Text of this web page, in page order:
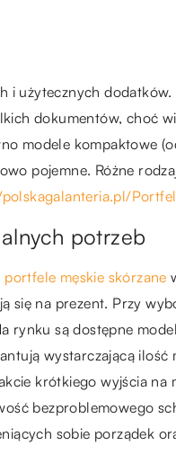
użytecznych dodatków.
dokumentów, choć
modele kompaktowe
pojemne. Różne
potrzeb
portfele męskie skórzane
się na prezent. Przy
rynku są dostępne
wystarczającą
krótkiego wyjścia na
bezproblemowego
sobie porządek